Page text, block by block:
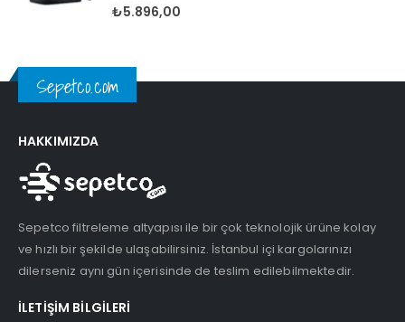
5.005 üzerinden
₺5.896,00
Sepetco.com
HAKKIMIZDA
Sepetco filtreleme altyapısı ile bir çok teknolojik ürüne kolay
ve hızlı bir şekilde ulaşabilirsiniz. İstanbul içi kargolarınızı
dilerseniz aynı gün içerisinde de teslim edilebilmektedir.
İLETIŞIM BILGILERI